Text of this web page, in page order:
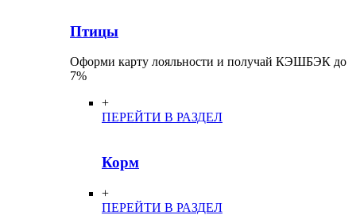
Птицы
Оформи карту лояльности и получай КЭШБЭК до
7%
+
ПЕРЕЙТИ В РАЗДЕЛ
Корм
+
ПЕРЕЙТИ В РАЗДЕЛ